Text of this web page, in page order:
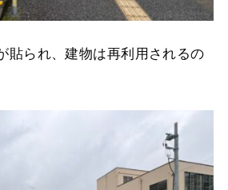
貼られ、建物は再利用されるの